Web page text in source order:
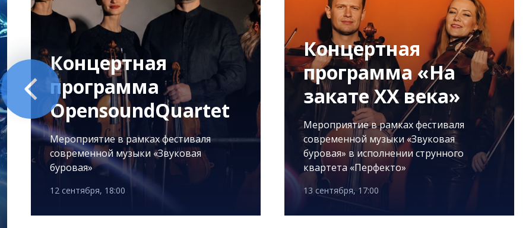
Концертная
программа
OpensoundQuartet
Мероприятие в рамках фестиваля
современной музыки «Звуковая
буровая»
12 сентября, 18:00
Концертная
программа «На
закате XX века»
Мероприятие в рамках фестиваля
современной музыки «Звуковая
буровая» в исполнении струнного
квартета «Перфекто»
13 сентября, 17:00